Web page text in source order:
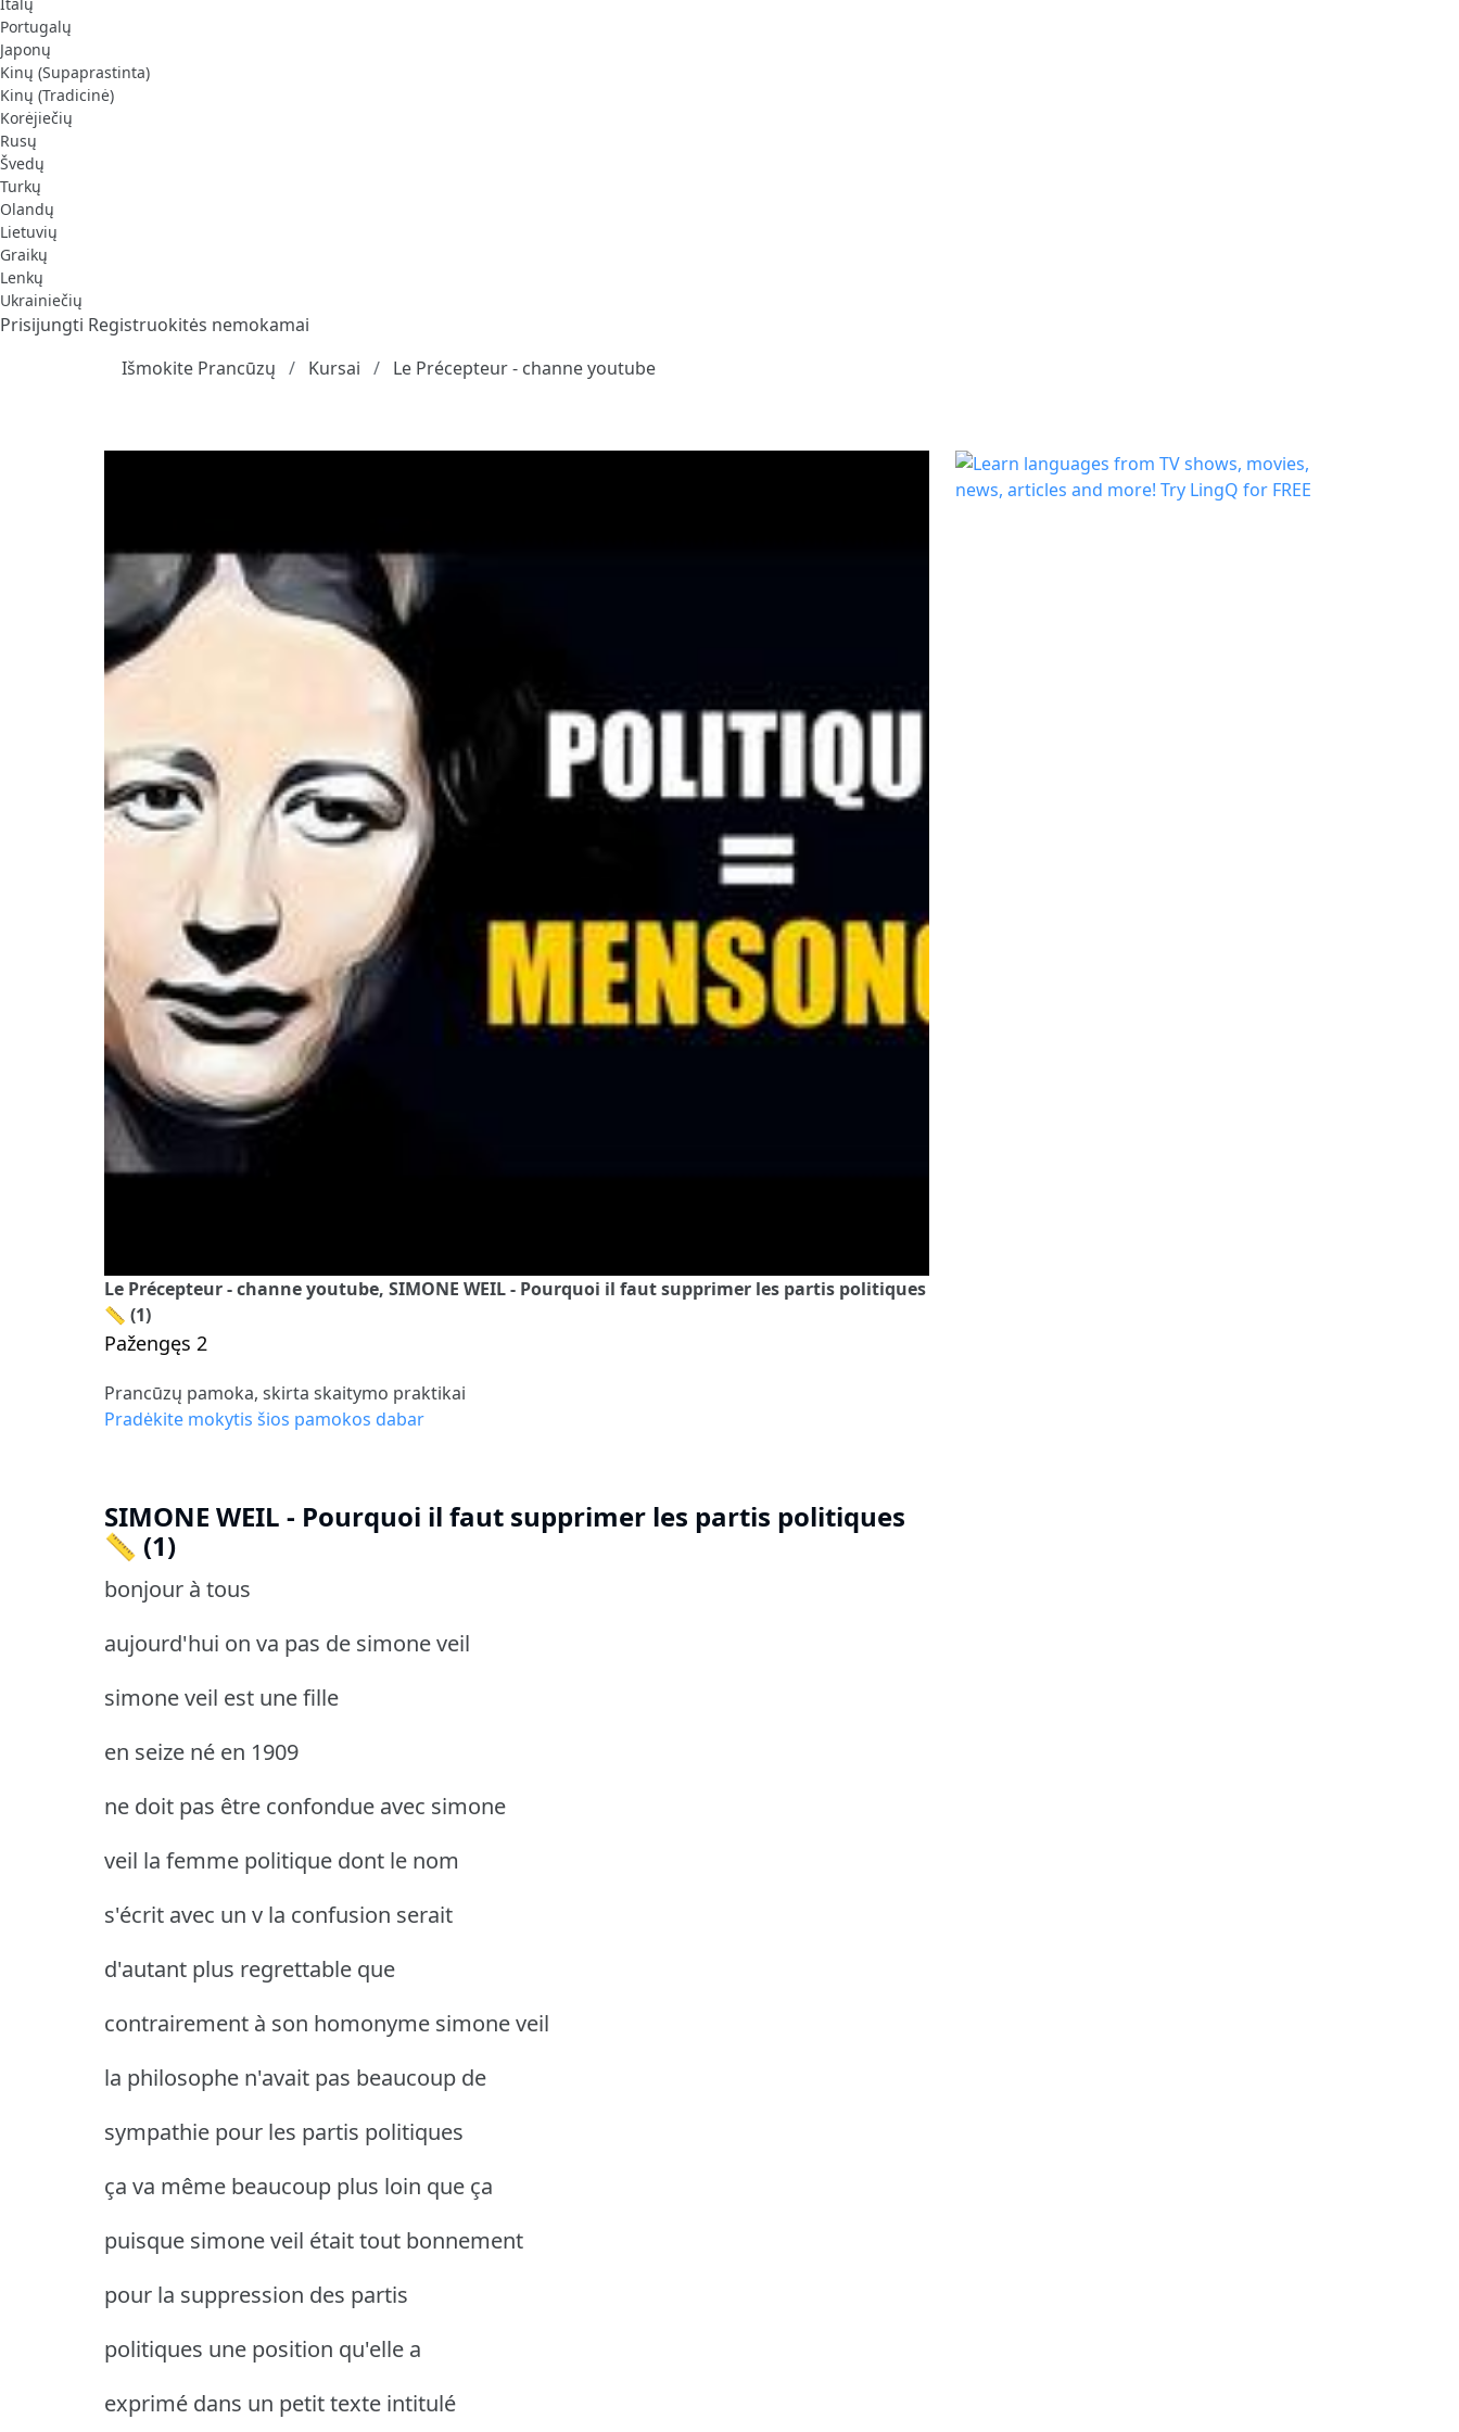
Portugalų
Japonų
Kinų (Supaprastinta)
Kinų (Tradicinė)
Korėjiečių
Rusų
Švedų
Turkų
Olandų
Lietuvių
Graikų
Lenkų
Ukrainiečių
Prisijungti Registruokitės nemokamai
Išmokite Prancūzų
Kursai Le Précepteur - channe youtube
Le Précepteur - channe youtube, SIMONE WEIL - Pourquoi il faut supprimer les partis politiques
📏 (1)
Pažengęs 2
Prancūzų pamoka, skirta skaitymo praktikai
Pradėkite mokytis šios pamokos dabar
SIMONE WEIL - Pourquoi il faut supprimer les partis politiques
📏 (1)
bonjour à tous
aujourd'hui on va pas de simone veil
simone veil est une fille
en seize né en 1909
ne doit pas être confondue avec simone
veil la femme politique dont le nom
s'écrit avec un v la confusion serait
d'autant plus regrettable que
contrairement à son homonyme simone veil
la philosophe n'avait pas beaucoup de
sympathie pour les partis politiques
ça va même beaucoup plus loin que ça
puisque simone veil était tout bonnement
pour la suppression des partis
politiques une position qu'elle a
exprimé dans un petit texte intitulé